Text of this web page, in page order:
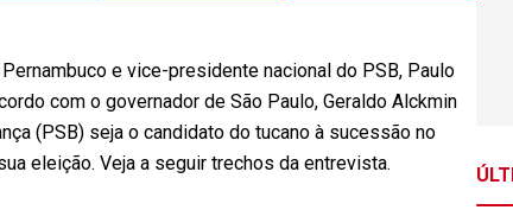
e vice-presidente nacional do PSB, Paulo
com o governador de São Paulo, Geraldo Alckmin
(PSB) seja o candidato do tucano à sucessão no
eleição. Veja a seguir trechos da entrevista.